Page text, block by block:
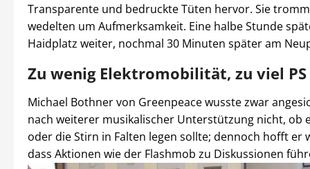
Transparente und bedruckte Tüten hervor. Sie
wedelten um Aufmerksamkeit. Eine halbe Stunde
Haidplatz weiter, nochmal 30 Minuten später am
Zu wenig Elektromobilität, zu viel PS
Michael Bothner von Greenpeace wusste zwar
nach weiterer musikalischer Unterstützung nicht, ob
oder die Stirn in Falten legen sollte; dennoch hofft er
dass Aktionen wie der Flashmob zu Diskussionen